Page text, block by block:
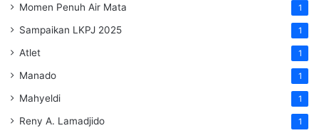
Momen Penuh Air Mata 1
Sampaikan LKPJ 2025 1
Atlet 1
Manado 1
Mahyeldi 1
Reny A. Lamadjido 1